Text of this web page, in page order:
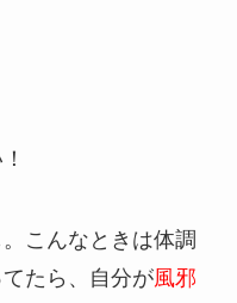
こんなときは体調
たら、自分が風邪